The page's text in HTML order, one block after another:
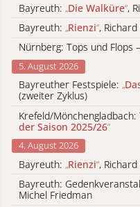
Bayreuth: „Die Walküre“,
Bayreuth: „Rienzi“,
Nürnberg: Tops und Flops –
5. August 2026
Bayreuther Festspiele: „
(zweiter Zyklus)
Krefeld/Mönchengladbach:
der Saison 2025/26“
4. August 2026
Bayreuth: „Rienzi“,
Bayreuth:
Michel Friedman